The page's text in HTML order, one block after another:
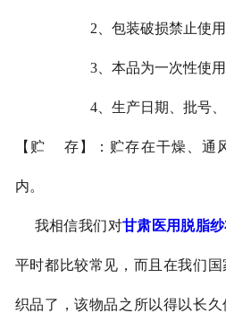
2、包装破损禁止使用
3、本品为一次性使用，
4、生产日期、批号、有
【贮 存】：贮存在干燥、通
内。
我相信我们对甘肃医用脱脂
平时都比较常见，而且在我们
织品了，该物品之所以得以长